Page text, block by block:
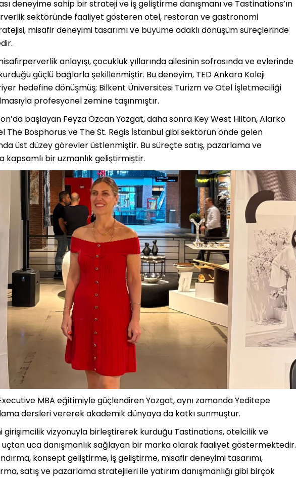
deneyime sahip bir strateji ve iş geliştirme danışmanı ve Tastinations’ın
sektöründe faaliyet gösteren otel, restoran ve gastronomi
misafir deneyimi tasarımı ve büyüme odaklı dönüşüm süreçlerinde
anlayışı, çocukluk yıllarında ailesinin sofrasında ve evlerinde
güçlü bağlarla şekillenmiştir. Bu deneyim, TED Ankara Koleji
hedefine dönüşmüş; Bilkent Üniversitesi Turizm ve Otel İşletmeciliği
profesyonel zemine taşınmıştır.
başlayan Feyza Özcan Yozgat, daha sonra Key West Hilton, Alarko
The Bosphorus ve The St. Regis İstanbul gibi sektörün önde gelen
üst düzey görevler üstlenmiştir. Bu süreçte satış, pazarlama ve
kapsamlı bir uzmanlık geliştirmiştir.
MBA eğitimiyle güçlendiren Yozgat, aynı zamanda Yeditepe
dersleri vererek akademik dünyaya da katkı sunmuştur.
girişimcilik vizyonuyla birleştirerek kurduğu Tastinations, otelcilik ve
uca danışmanlık sağlayan bir marka olarak faaliyet göstermektedir.
konsept geliştirme, iş geliştirme, misafir deneyimi tasarımı,
satış ve pazarlama stratejileri ile yatırım danışmanlığı gibi birçok